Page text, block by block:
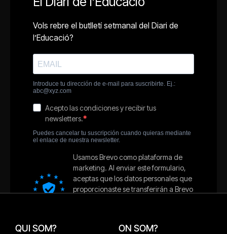
QUI SOM? ON SOM?